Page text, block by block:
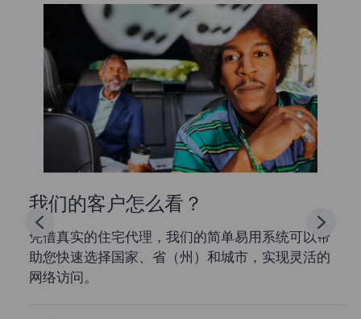
我们的客户怎么看？
凭借真实的住宅代理，我们的简单易用系统可以帮
助您快速选择国家、省（州）和城市，实现灵活的
网络访问。